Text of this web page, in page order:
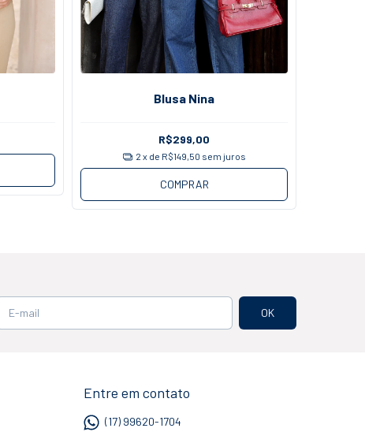
Blusa Nina
R$299,00
2 x de R$149,50 sem juros
COMPRAR
Entre em contato
(17) 99620-1704